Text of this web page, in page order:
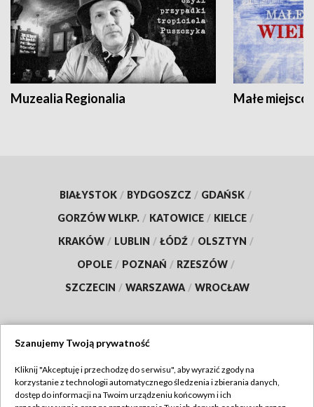
Muzealia Regionalia Małe
BIAŁYSTOK / BYDGOSZCZ / GDAŃSK /
GORZÓW WLKP. / KATOWICE / KIELCE /
KRAKÓW / LUBLIN / ŁÓDŹ / OLSZTYN /
OPOLE / POZNAŃ / RZESZÓW /
SZCZECIN / WARSZAWA / WROCŁAW
TVP
Szanujemy Twoją prywatność
Kliknij "Akceptuję i przechodzę do serwisu", aby wyrazić zgody na
korzystanie z technologii automatycznego śledzenia i zbierania danych,
dostęp do informacji na Twoim urządzeniu końcowym i ich